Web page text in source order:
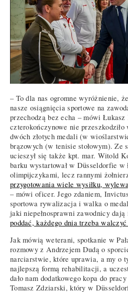
– To dla nas ogromne wyróżnienie,
nasze osiągnięcia sportowe na
przechodzą bez echa – mówi
czterokończynowe nie
dwóch złotych medali (w
brązowych (w tenisie stołowym). Ze
ucieszył się także kpt. mar. Witold
barku wystartował w Düsseldorfie
olimpijczykami, lecz rannymi
przygotowania wiele wysiłku,
– mówi oficer. Jego zdaniem,
sportowa rywalizacja i walka o
jaki niepełnosprawni zawodnicy dają
poddać, każdego dnia trzeba walczyć
Jak mówią weterani, spotkanie w
rozmowy z Andrzejem Dudą o
narciarstwie, które uprawia, a my o
najlepszą formą rehabilitacji, a
dało nam dodatkowego kopa do
Tomasz Zdziarski, który w